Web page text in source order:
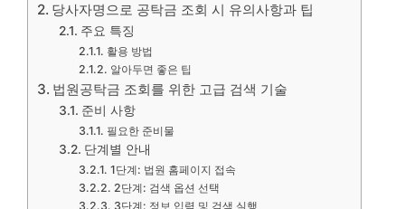
당사자명으로 공탁금 조회 시 유의사항과 팁
주요 특징
활용 방법
알아두면 좋은 팁
법원공탁금 조회를 위한 고급 검색 기술
준비 사항
필요한 준비물
단계별 안내
1단계: 법원 홈페이지 접속
2단계: 검색 옵션 선택
3단계: 정보 입력 및 검색 실행